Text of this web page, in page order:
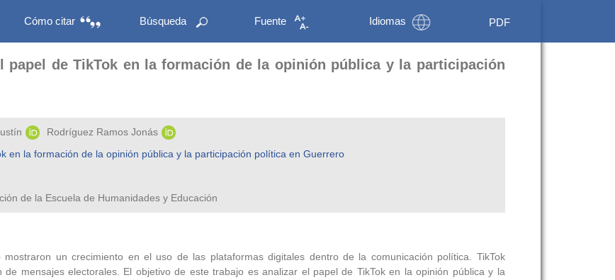
Cómo citar Búsqueda Fuente Idiomas PDF
papel de TikTok en la formación de la opinión pública y la participación
Rodríguez Ramos Jonás
en la formación de la opinión pública y la participación política en Guerrero
de la Escuela de Humanidades y Educación
un crecimiento en el uso de las plataformas digitales dentro de la comunicación política. TikTok
mensajes electorales. El objetivo de este trabajo es analizar el papel de TikTok en la opinión pública y la